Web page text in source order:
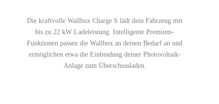
Die kraftvolle Wallbox Charge S lädt dein Fahrzeug mit
bis zu 22 kW Ladeleistung. Intelligente Premium-
Funktionen passen die Wallbox an deinen Bedarf an und
ermöglichen etwa die Einbindung deiner Photovoltaik-
Anlage zum Überschussladen.